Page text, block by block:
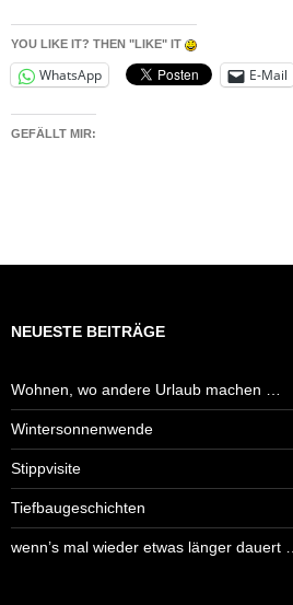
YOU LIKE IT? THEN "LIKE" IT
WhatsApp E-Mail
GEFÄLLT MIR:
NEUESTE BEITRÄGE
Wohnen, wo andere Urlaub machen …
Wintersonnenwende
Stippvisite
Tiefbaugeschichten
wenn’s mal wieder etwas länger dauert …